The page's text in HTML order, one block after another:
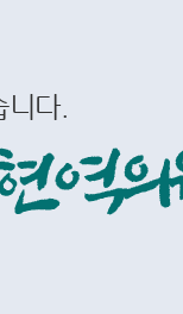
니다.